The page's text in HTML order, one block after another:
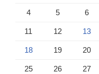
4 5 6
11 12 13
18 19 20
25 26 27